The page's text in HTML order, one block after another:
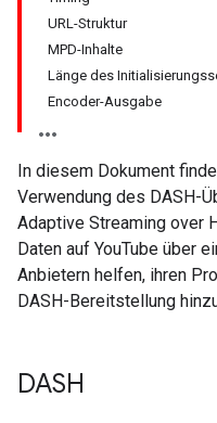
URL-Struktur
MPD-Inhalte
Länge des
Encoder-Ausgabe
In diesem Dokument
Verwendung des DASH-
Adaptive Streaming over
Daten auf YouTube über
Anbietern helfen, ihren
DASH-Bereitstellung
DASH